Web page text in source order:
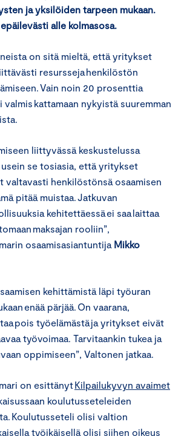
ja yksilöiden tarpeen mukaan.
alle kolmasosa.
on sitä mieltä, että yritykset
resursseja henkilöstön
Vain noin 20 prosenttia
kattamaan nykyistä suuremman
liittyvässä keskustelussa
se tosiasia, että yritykset
valtavasti henkilöstönsä osaamisen
pitää muistaa. Jatkuvan
kehitettäessä ei saa laittaa
maksajan rooliin”,
osaamisasiantuntija Mikko
kehittämistä läpi työuran
enää pärjää. On vaarana,
pois työelämästä ja yritykset eivät
työvoimaa. Tarvitaankin tukea ja
oppimiseen”, Valtonen jatkaa.
on esittänytKilpailukyvyn avaimet
koulutusseteleiden
Koulutusseteli olisi valtion
työikäisellä olisi siihen oikeus